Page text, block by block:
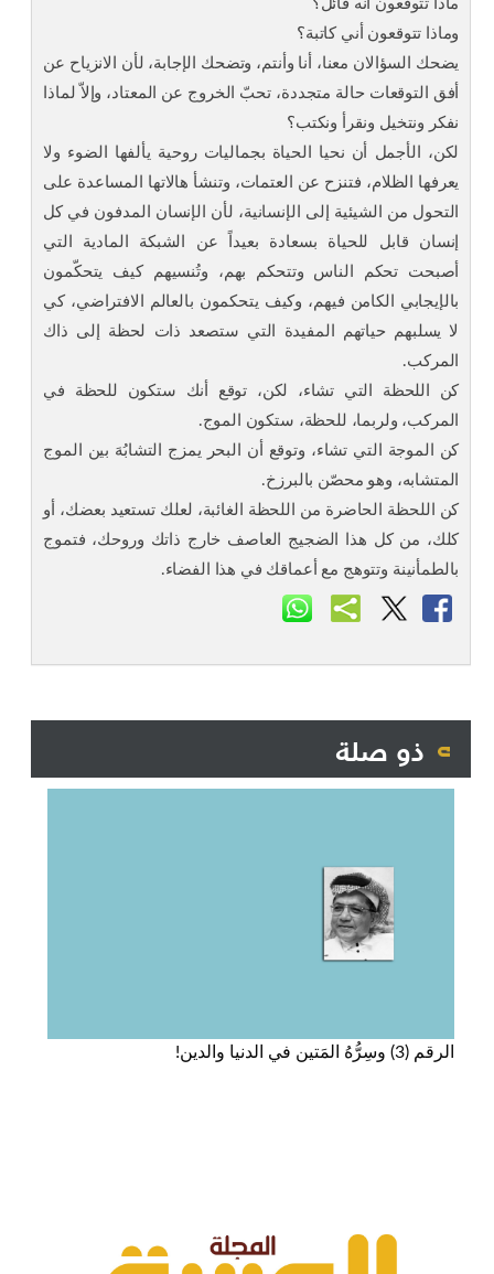
ماذا تتوقعون أنه قائل؟
وماذا تتوقعون أني كاتبة؟
يضحك السؤالان معنا، أنا وأنتم، وتضحك الإجابة، لأن الانزياح عن
أفق التوقعات حالة متجددة، تحبّ الخروج عن المعتاد، وإلاّ لماذا
نفكر ونتخيل ونقرأ ونكتب؟
لكن، الأجمل أن نحيا الحياة بجماليات روحية يألفها الضوء ولا
يعرفها الظلام، فتنزح عن العتمات، وتنشأ هالاتها المساعدة على
التحول من الشيئية إلى الإنسانية، لأن الإنسان المدفون في كل
إنسان قابل للحياة بسعادة بعيداً عن الشبكة المادية التي
أصبحت تحكم الناس وتتحكم بهم، وتُنسيهم كيف يتحكّمون
بالإيجابي الكامن فيهم، وكيف يتحكمون بالعالم الافتراضي، كي
لا يسلبهم حياتهم المفيدة التي ستصعد ذات لحظة إلى ذاك
المركب.
كن اللحظة التي تشاء، لكن، توقع أنك ستكون للحظة في
المركب، ولربما، للحظة، ستكون الموج.
كن الموجة التي تشاء، وتوقع أن البحر يمزج التشابُهَ بين الموج
المتشابه، وهو محصّن بالبرزخ.
كن اللحظة الحاضرة من اللحظة الغائبة، لعلك تستعيد بعضك، أو
كلك، من كل هذا الضجيج العاصف خارج ذاتك وروحك، فتموج
بالطمأنينة وتتوهج مع أعماقك في هذا الفضاء.
ذو صلة
الرقم (3) وسِرُّهُ المَتين في الدنيا والدين!